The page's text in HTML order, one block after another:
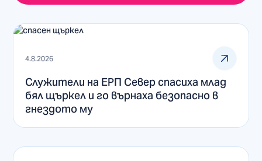
4.8.2026
Служители на ЕРП Север спасиха млад
бял щъркел и го върнаха безопасно в
гнездото му